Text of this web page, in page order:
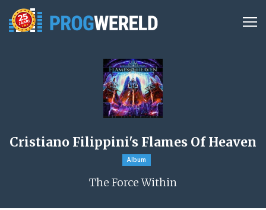
Cristiano Filippini's Flames Of Heaven
Album
The Force Within